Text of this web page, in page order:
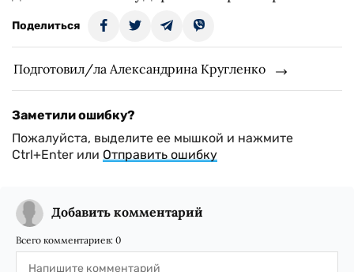
Поделиться
Подготовил/ла Александрина Кругленко
Заметили ошибку?
Пожалуйста, выделите ее мышкой и нажмите
Ctrl+Enter или Отправить ошибку
Добавить комментарий
Всего комментариев: 0